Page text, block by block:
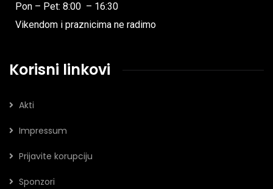
Pon – Pet: 8:00 – 16:30
Vikendom i praznicima ne radimo
Korisni linkovi
Akti
Impressum
Prijavite korupciju
Sponzori